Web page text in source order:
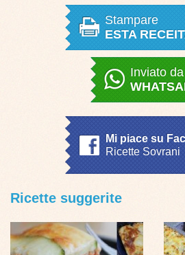
Stampare
ESTA
Inviato da
Mi piace su
Ricette Sovrani
Ricette suggerite